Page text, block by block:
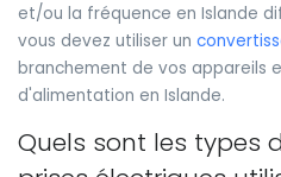
et/ou la fréquence en Islande
vous devez utiliser un
branchement de vos appareils
d'alimentation en Islande.
Quels sont les types